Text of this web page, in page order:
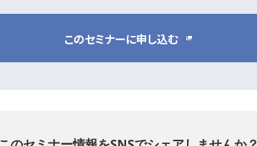
このセミナーに申し込む